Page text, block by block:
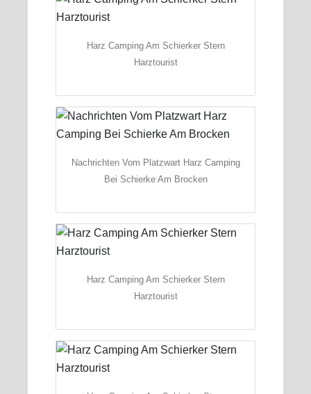
Harz Camping Am Schierker Stern
Harztourist
Nachrichten Vom Platzwart Harz Camping
Bei Schierke Am Brocken
Harz Camping Am Schierker Stern
Harztourist